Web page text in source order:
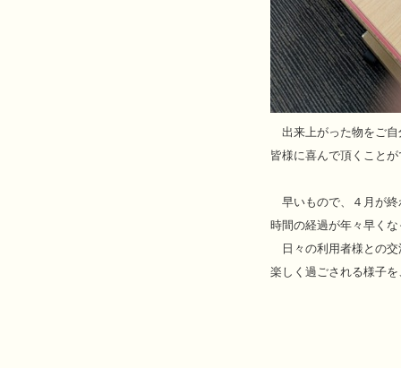
出来上がった物をご自
皆様に喜んで頂くこと
早いもので、４月が終
時間の経過が年々早く
日々の利用者様との交
楽しく過ごされる様子